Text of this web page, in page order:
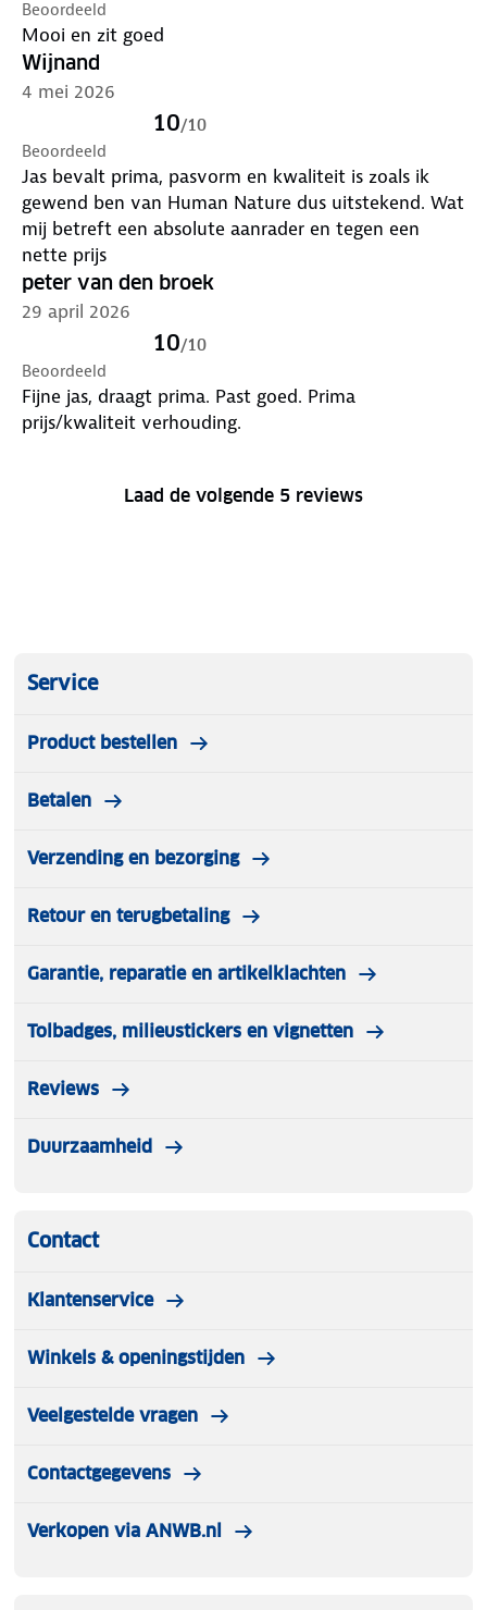
Beoordeeld
Mooi en zit goed
Wijnand
4 mei 2026
10/10
Beoordeeld
Jas bevalt prima, pasvorm en kwaliteit is zoals ik
gewend ben van Human Nature dus uitstekend. Wat
mij betreft een absolute aanrader en tegen een
nette prijs
peter van den broek
29 april 2026
10/10
Beoordeeld
Fijne jas, draagt prima. Past goed. Prima
prijs/kwaliteit verhouding.
Laad de volgende 5 reviews
Service
Product bestellen
Betalen
Verzending en bezorging
Retour en terugbetaling
Garantie, reparatie en artikelklachten
Tolbadges, milieustickers en vignetten
Reviews
Duurzaamheid
Contact
Klantenservice
Winkels & openingstijden
Veelgestelde vragen
Contactgegevens
Verkopen via ANWB.nl